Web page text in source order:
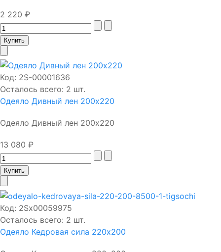
2 220 ₽
Код: 2S-00001636
Осталось всего: 2 шт.
Одеяло Дивный лен 200х220
Одеяло Дивный лен 200х220
13 080 ₽
Код: 2Sх00059975
Осталось всего: 2 шт.
Одеяло Кедровая сила 220х200